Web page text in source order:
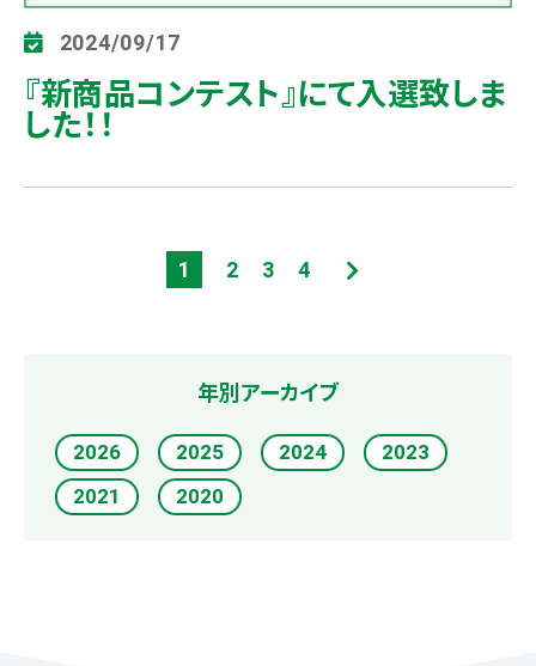
2024/09/17
『新商品コンテスト』にて入選致しま
した！！
1 2 3 4
年別アーカイブ
2026 2025 2024
2023
2021
2020